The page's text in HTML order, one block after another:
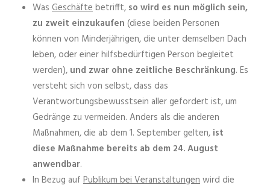
Was Geschäftebetrifft, so wird es nun möglich sein,
zu zweit einzukaufen (diese beiden Personen
können von Minderjährigen, die unter demselben Dach
leben, oder einer hilfsbedürftigen Person begleitet
werden), und zwar ohne zeitliche Beschränkung. Es
versteht sich von selbst, dass das
Verantwortungsbewusstsein aller gefordert ist, um
Gedränge zu vermeiden. Anders als die anderen
Maßnahmen, die ab dem 1. September gelten, ist
diese Maßnahme bereits ab dem 24. August
anwendbar.
In Bezug auf Publikum bei Veranstaltungenwird die